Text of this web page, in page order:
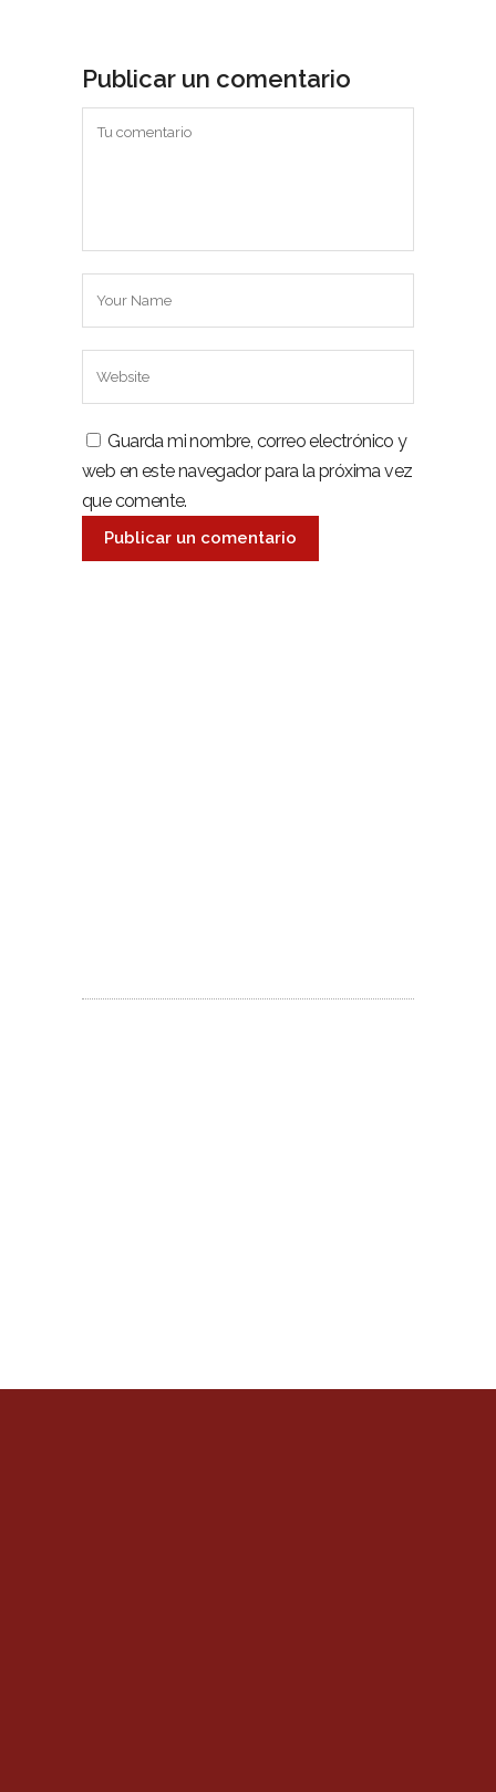
Publicar un comentario
Guarda mi nombre, correo electrónico y
web en este navegador para la próxima vez
que comente.